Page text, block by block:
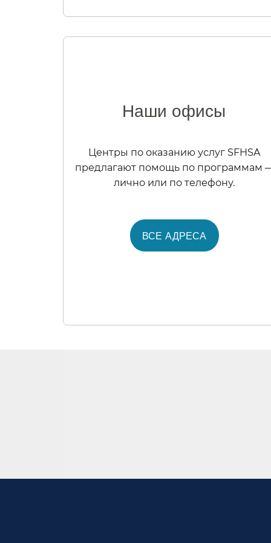
Наши офисы​​
Центры по оказанию услуг SFHSA
предлагают помощь по программам
лично или по телефону.​​
ВСЕ АДРЕСА​​